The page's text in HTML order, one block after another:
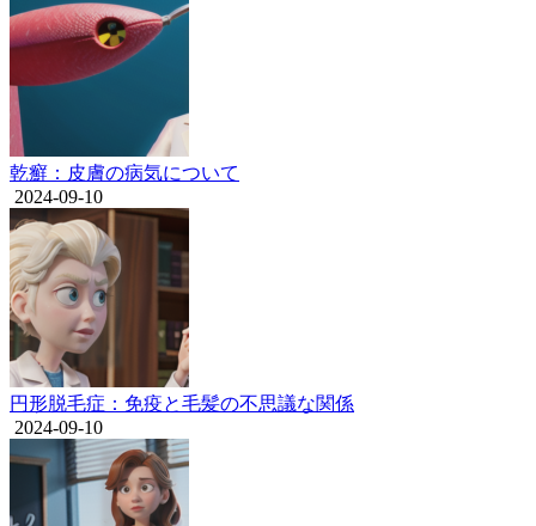
乾癬：皮膚の病気について
2024-09-10
円形脱毛症：免疫と毛髪の不思議な関係
2024-09-10